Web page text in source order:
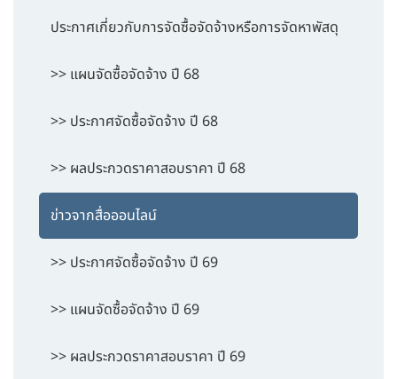
ประกาศเกี่ยวกับการจัดซื้อจัดจ้างหรือการจัดหาพัสดุ
>> แผนจัดซื้อจัดจ้าง ปี 68
>> ประกาศจัดซื้อจัดจ้าง ปี 68
>> ผลประกวดราคาสอบราคา ปี 68
ข่าวจากสื่อออนไลน์
>> ประกาศจัดซื้อจัดจ้าง ปี 69
>> แผนจัดซื้อจัดจ้าง ปี 69
>> ผลประกวดราคาสอบราคา ปี 69